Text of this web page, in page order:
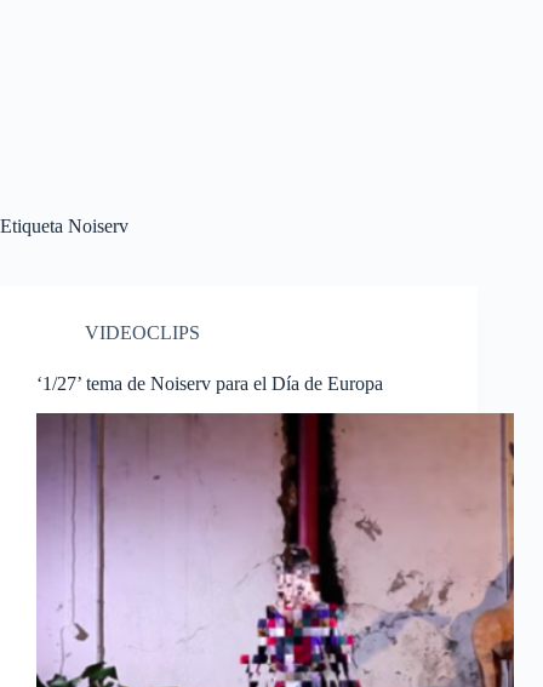
Etiqueta Noiserv
VIDEOCLIPS
‘1/27’ tema de Noiserv para el Día de Europa